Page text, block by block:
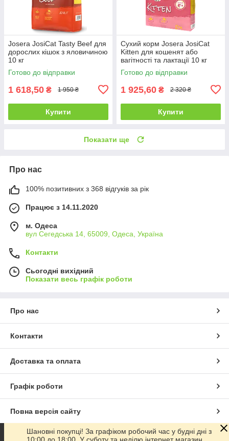
Josera JosiCat Tasty Beef для
дорослих кішок з яловичиною
10 кг
Готово до відправки
1 618,50 ₴ 1 950 ₴
Купити
Сухий корм Josera JosiCat
Kitten для кошенят або
вагітності та лактації 10 кг
Готово до відправки
1 925,60 ₴ 2 320 ₴
Купити
Показати ще
Про нас
100% позитивних з 368 відгуків за рік
Працює з 14.11.2020
м. Одеса
вул Сегедська 14, 65009, Одеса, Україна
Контакти
Сьогодні вихідний
Показати весь графік роботи
Про нас
Контакти
Доставка та оплата
Графік роботи
Повна версія сайту
Сайт створено на маркетплейсі Prom.ua
Шановні покупці! За графіком робочий час у будні дні з